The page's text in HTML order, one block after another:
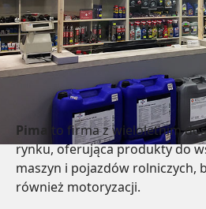
Pima to firma z wieloletnim
rynku, oferująca produkty do
maszyn i pojazdów rolniczych,
również motoryzacji.